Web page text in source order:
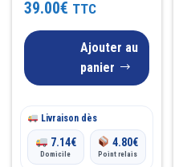
39.00€ TTC
Ajouter au
panier
Livraison dès
7.14€
Domicile
4.80€
Point relais